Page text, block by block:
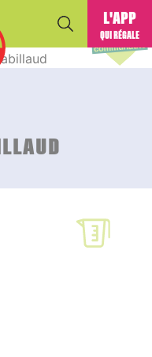
L'APP
QUI RÉGALE